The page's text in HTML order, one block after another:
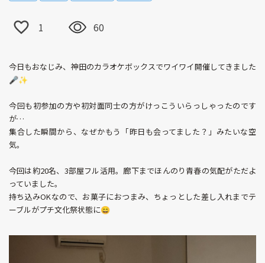
1 60
今日もおなじみ、神田のカラオケボックスでワイワイ開催してきました
🎤✨
今回も初参加の方や初対面同士の方がけっこういらっしゃったのです
が…
集合した瞬間から、なぜかもう「昨日も会ってました？」みたいな空
気。
今回は約20名、3部屋フル活用。廊下までほんのり青春の気配がただよ
っていました。
持ち込みOKなので、お菓子におつまみ、ちょっとした差し入れまでテ
ーブルがプチ文化祭状態に😄